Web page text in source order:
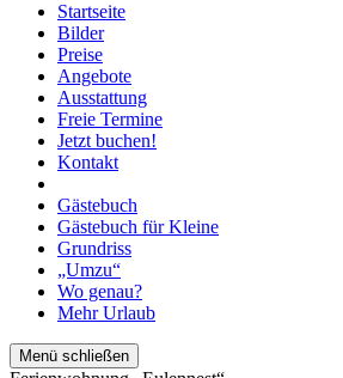
Startseite
Bilder
Preise
Angebote
Ausstattung
Freie Termine
Jetzt buchen!
Kontakt
Gästebuch
Gästebuch für Kleine
Grundriss
„Umzu“
Wo genau?
Mehr Urlaub
Menü schließen